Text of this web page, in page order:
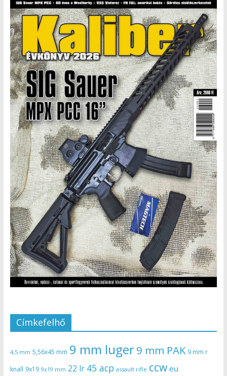
Címkefelhő
4,5 mm 5,56x45 mm 9 mm luger9 mm PAK 9 mm r
knall 9x19 9x19 mm 22 lr 45 acp assault rifle ccw eu